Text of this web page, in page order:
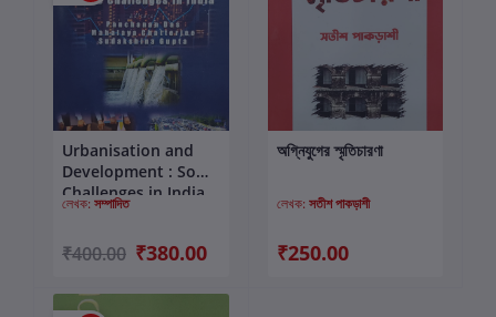
কার্টে যোগ করুন
Urbanisation and
Development : Some
Challenges in India
লেখক: সম্পাদিত
₹400.00 ₹380.00
কার্টে যোগ করুন
অগ্নিযুগের স্মৃতিচারণা
লেখক: সতীশ পাকড়াশী
₹250.00